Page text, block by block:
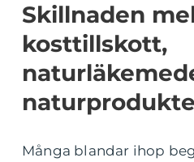
Skillnaden
kosttillskott,
Många blandar ihop